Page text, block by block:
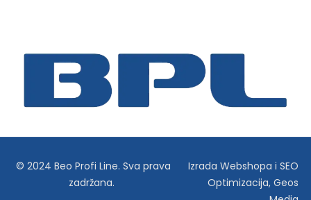
© 2024 Beo Profi Line. Sva prava
zadržana.
Izrada Webshopa iSEO
Optimizacija,Geos